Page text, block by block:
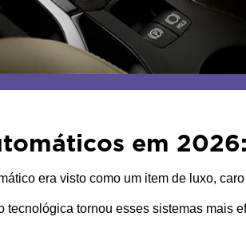
em
era visto como um item de luxo,
tecnológica tornou esses sistemas